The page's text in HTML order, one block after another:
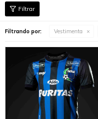
Filtrando por: Vestimenta